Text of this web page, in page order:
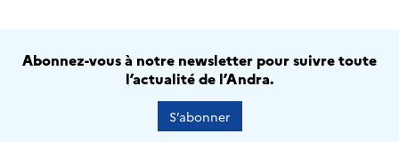
Abonnez-vous à notre newsletter pour suivre toute
l’actualité de l’Andra.
S’abonner